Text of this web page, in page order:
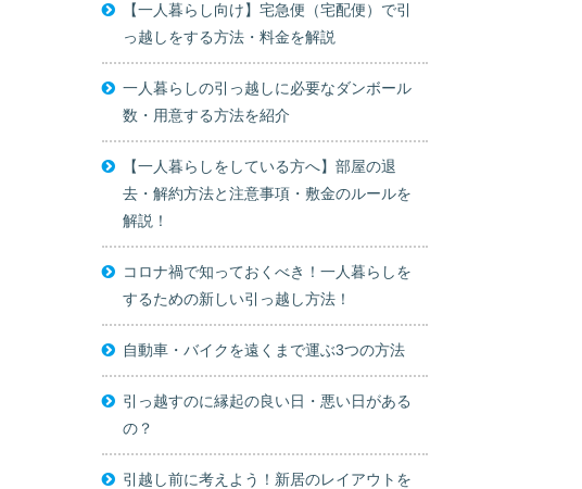
【一人暮らし向け】宅急便（宅配便）で引
っ越しをする方法・料金を解説
一人暮らしの引っ越しに必要なダンボール
数・用意する方法を紹介
【一人暮らしをしている方へ】部屋の退
去・解約方法と注意事項・敷金のルールを
解説！
コロナ禍で知っておくべき！一人暮らしを
するための新しい引っ越し方法！
自動車・バイクを遠くまで運ぶ3つの方法
引っ越すのに縁起の良い日・悪い日がある
の？
引越し前に考えよう！新居のレイアウトを